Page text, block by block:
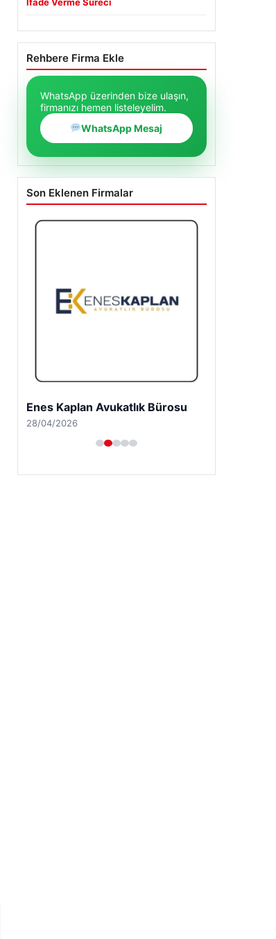
Rehbere Firma Ekle
WhatsApp üzerinden bize ulaşın,
firmanızı hemen listeleyelim.
WhatsApp Mesaj
Son Eklenen Firmalar
Enes Kaplan Avukatlık Bürosu
28/04/2026